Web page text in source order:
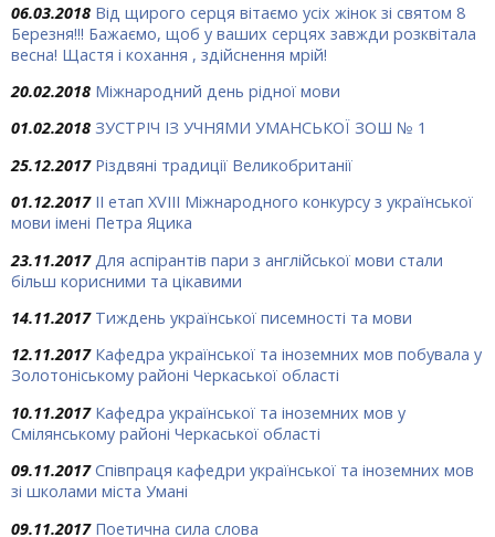
06.03.2018 Від щирого серця вітаємо усіх жінок зі святом 8
Березня!!! Бажаємо, щоб у ваших серцях завжди розквітала
весна! Щастя і кохання , здійснення мрій!
20.02.2018 Міжнародний день рідної мови
01.02.2018 ЗУСТРІЧ ІЗ УЧНЯМИ УМАНСЬКОЇ ЗОШ № 1
25.12.2017 Різдвяні традиції Великобританії
01.12.2017 ІІ етап XVIII Міжнародного конкурсу з української
мови імені Петра Яцика
23.11.2017 Для аспірантів пари з англійської мови стали
більш корисними та цікавими
14.11.2017 Тиждень української писемності та мови
12.11.2017 Кафедра української та іноземних мов побувала у
Золотоніському районі Черкаської області
10.11.2017 Кафедра української та іноземних мов у
Смілянському районі Черкаської області
09.11.2017 Співпраця кафедри української та іноземних мов
зі школами міста Умані
09.11.2017 Поетична сила слова